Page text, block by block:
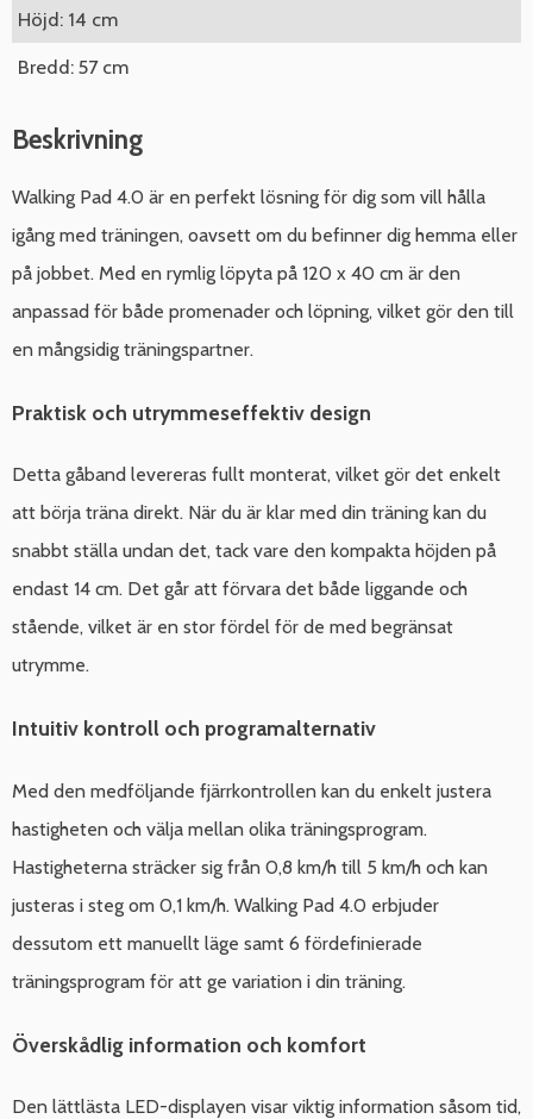
Höjd: 14 cm
Bredd: 57 cm
Beskrivning
Walking Pad 4.0 är en perfekt lösning för dig som vill hålla
igång med träningen, oavsett om du befinner dig hemma eller
på jobbet. Med en rymlig löpyta på 120 x 40 cm är den
anpassad för både promenader och löpning, vilket gör den till
en mångsidig träningspartner.
Praktisk och utrymmeseffektiv design
Detta gåband levereras fullt monterat, vilket gör det enkelt
att börja träna direkt. När du är klar med din träning kan du
snabbt ställa undan det, tack vare den kompakta höjden på
endast 14 cm. Det går att förvara det både liggande och
stående, vilket är en stor fördel för de med begränsat
utrymme.
Intuitiv kontroll och programalternativ
Med den medföljande fjärrkontrollen kan du enkelt justera
hastigheten och välja mellan olika träningsprogram.
Hastigheterna sträcker sig från 0,8 km/h till 5 km/h och kan
justeras i steg om 0,1 km/h. Walking Pad 4.0 erbjuder
dessutom ett manuellt läge samt 6 fördefinierade
träningsprogram för att ge variation i din träning.
Överskådlig information och komfort
Den lättlästa LED-displayen visar viktig information såsom tid,